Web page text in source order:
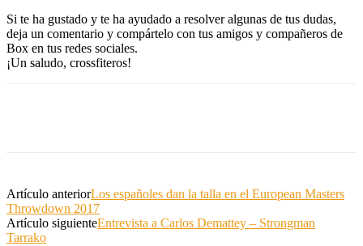
Si te ha gustado y te ha ayudado a resolver algunas de tus dudas,
deja un comentario y compártelo con tus amigos y compañeros de
Box en tus redes sociales.
¡Un saludo, crossfiteros!
Artículo anteriorLos españoles dan la talla en el European Masters
Throwdown 2017
Artículo siguienteEntrevista a Carlos Demattey – Strongman
Tarrako